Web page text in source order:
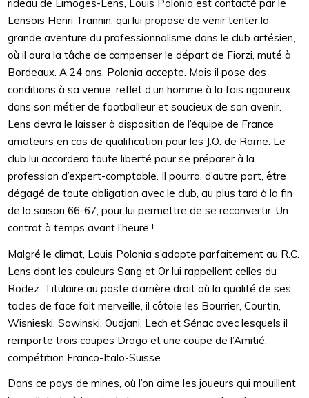
rideau de Limoges-Lens, Louis Polonia est contacté par le
Lensois Henri Trannin, qui lui propose de venir tenter la
grande aventure du professionnalisme dans le club artésien,
où il aura la tâche de compenser le départ de Fiorzi, muté à
Bordeaux. A 24 ans, Polonia accepte. Mais il pose des
conditions à sa venue, reflet d’un homme à la fois rigoureux
dans son métier de footballeur et soucieux de son avenir.
Lens devra le laisser à disposition de l’équipe de France
amateurs en cas de qualification pour les J.O. de Rome. Le
club lui accordera toute liberté pour se préparer à la
profession d’expert-comptable. Il pourra, d’autre part, être
dégagé de toute obligation avec le club, au plus tard à la fin
de la saison 66-67, pour lui permettre de se reconvertir. Un
contrat à temps avant l’heure !
Malgré le climat, Louis Polonia s’adapte parfaitement au R.C.
Lens dont les couleurs Sang et Or lui rappellent celles du
Rodez. Titulaire au poste d’arrière droit où la qualité de ses
tacles de face fait merveille, il côtoie les Bourrier, Courtin,
Wisnieski, Sowinski, Oudjani, Lech et Sénac avec lesquels il
remporte trois coupes Drago et une coupe de l’Amitié,
compétition Franco-Italo-Suisse.
Dans ce pays de mines, où l’on aime les joueurs qui mouillent